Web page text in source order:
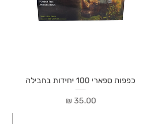
כפפות ספארי 100 יחידות בחבילה
מחיר‏35.00 ‏₪